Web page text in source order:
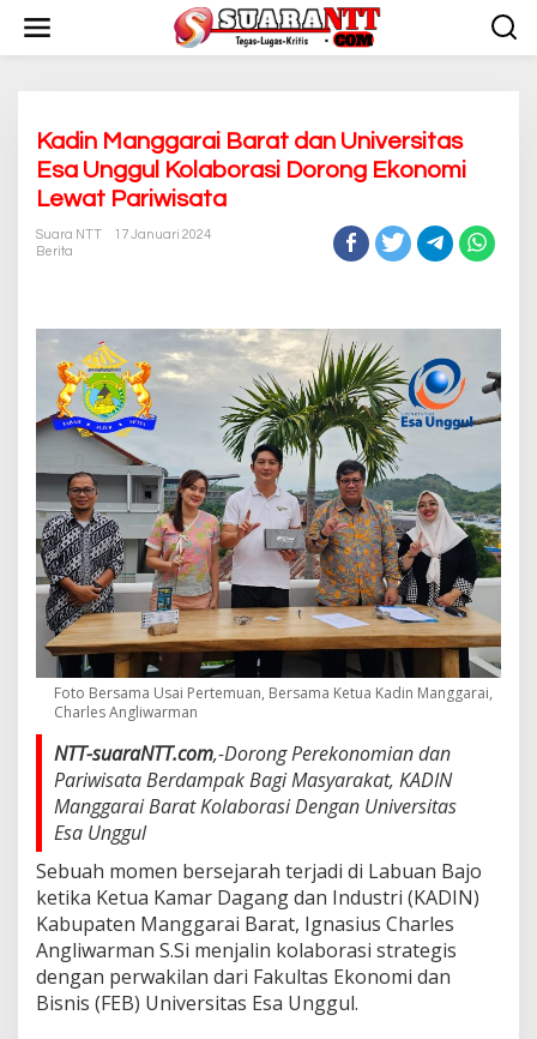
w
Kadin Manggarai Barat dan Universitas
Esa Unggul Kolaborasi Dorong Ekonomi
Lewat Pariwisata
Suara NTT
17 Januari 2024
Berita
Foto Bersama Usai Pertemuan, Bersama Ketua Kadin Manggarai,
Charles Angliwarman
NTT-suaraNTT.com,-Dorong Perekonomian dan
Pariwisata Berdampak Bagi Masyarakat, KADIN
Manggarai Barat Kolaborasi Dengan Universitas
Esa Unggul
Sebuah momen bersejarah terjadi di Labuan Bajo
ketika Ketua Kamar Dagang dan Industri (KADIN)
Kabupaten Manggarai Barat, Ignasius Charles
Angliwarman S.Si menjalin kolaborasi strategis
dengan perwakilan dari Fakultas Ekonomi dan
Bisnis (FEB) Universitas Esa Unggul.